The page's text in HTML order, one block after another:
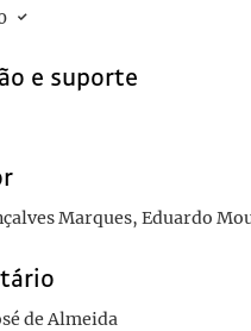
e suporte
Marques, Eduardo
de Almeida